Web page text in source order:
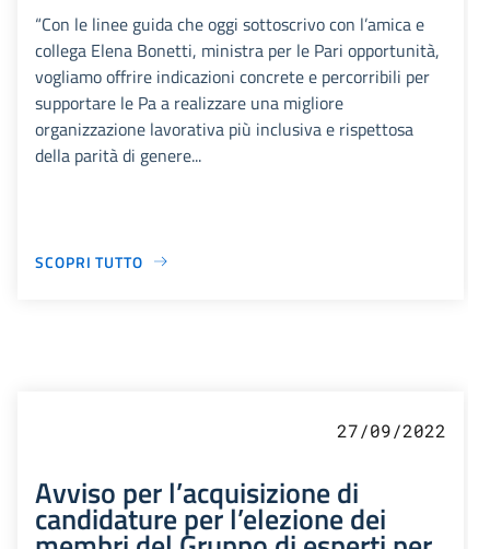
“Con le linee guida che oggi sottoscrivo con l’amica e
collega Elena Bonetti, ministra per le Pari opportunità,
vogliamo offrire indicazioni concrete e percorribili per
supportare le Pa a realizzare una migliore
organizzazione lavorativa più inclusiva e rispettosa
della parità di genere...
SCOPRI TUTTO
27/09/2022
Avviso per l’acquisizione di
candidature per l’elezione dei